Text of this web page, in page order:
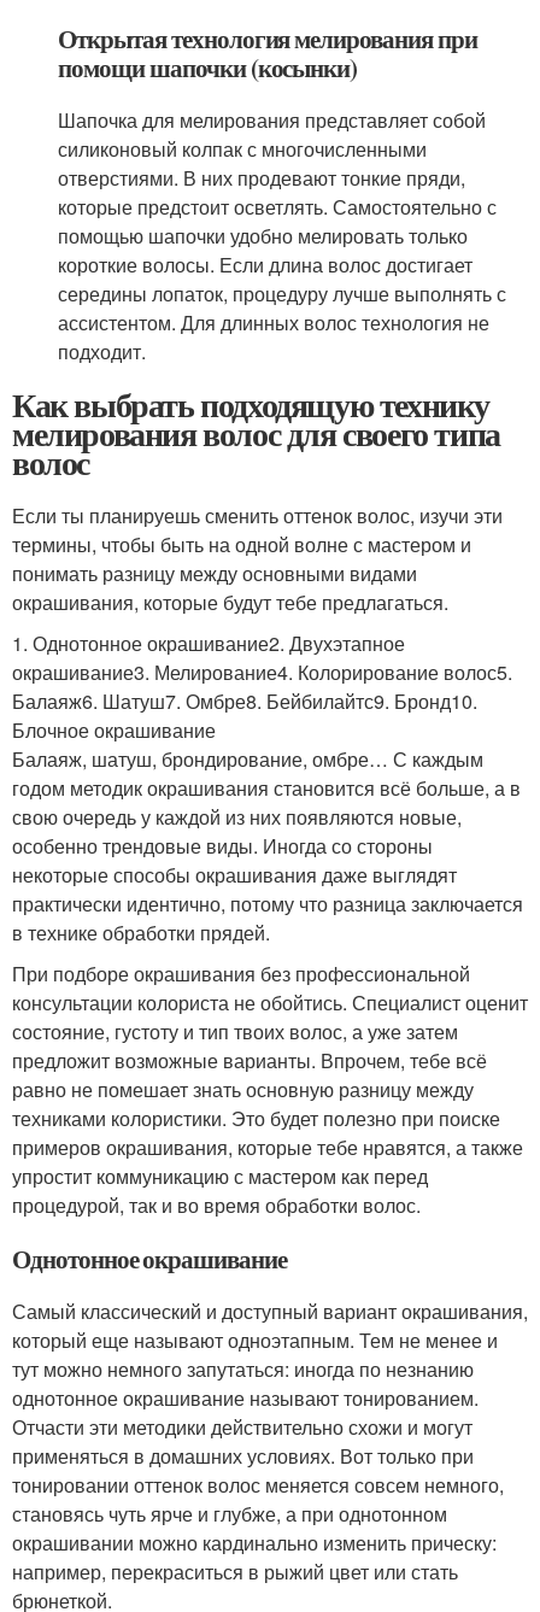
Открытая технология мелирования при
помощи шапочки (косынки)
Шапочка для мелирования представляет собой
силиконовый колпак с многочисленными
отверстиями. В них продевают тонкие пряди,
которые предстоит осветлять. Самостоятельно с
помощью шапочки удобно мелировать только
короткие волосы. Если длина волос достигает
середины лопаток, процедуру лучше выполнять с
ассистентом. Для длинных волос технология не
подходит.
Как выбрать подходящую технику
мелирования волос для своего типа
волос
Если ты планируешь сменить оттенок волос, изучи эти
термины, чтобы быть на одной волне с мастером и
понимать разницу между основными видами
окрашивания, которые будут тебе предлагаться.
1. Однотонное окрашивание2. Двухэтапное
окрашивание3. Мелирование4. Колорирование волос5.
Балаяж6. Шатуш7. Омбре8. Бейбилайтс9. Бронд10.
Блочное окрашивание
Балаяж, шатуш, брондирование, омбре… С каждым
годом методик окрашивания становится всё больше, а в
свою очередь у каждой из них появляются новые,
особенно трендовые виды. Иногда со стороны
некоторые способы окрашивания даже выглядят
практически идентично, потому что разница заключается
в технике обработки прядей.
При подборе окрашивания без профессиональной
консультации колориста не обойтись. Специалист оценит
состояние, густоту и тип твоих волос, а уже затем
предложит возможные варианты. Впрочем, тебе всё
равно не помешает знать основную разницу между
техниками колористики. Это будет полезно при поиске
примеров окрашивания, которые тебе нравятся, а также
упростит коммуникацию с мастером как перед
процедурой, так и во время обработки волос.
Однотонное окрашивание
Самый классический и доступный вариант окрашивания,
который еще называют одноэтапным. Тем не менее и
тут можно немного запутаться: иногда по незнанию
однотонное окрашивание называют тонированием.
Отчасти эти методики действительно схожи и могут
применяться в домашних условиях. Вот только при
тонировании оттенок волос меняется совсем немного,
становясь чуть ярче и глубже, а при однотонном
окрашивании можно кардинально изменить прическу:
например, перекраситься в рыжий цвет или стать
брюнеткой.